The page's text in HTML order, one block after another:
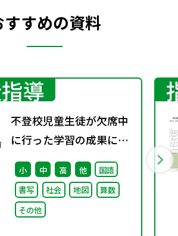
すすめの資料
導
不登校児童生徒が欠席中
に行った学習の成果に係
る成績評価について（通
知）
小 中 高 他
国語
書写
社会 地図
算数
その他